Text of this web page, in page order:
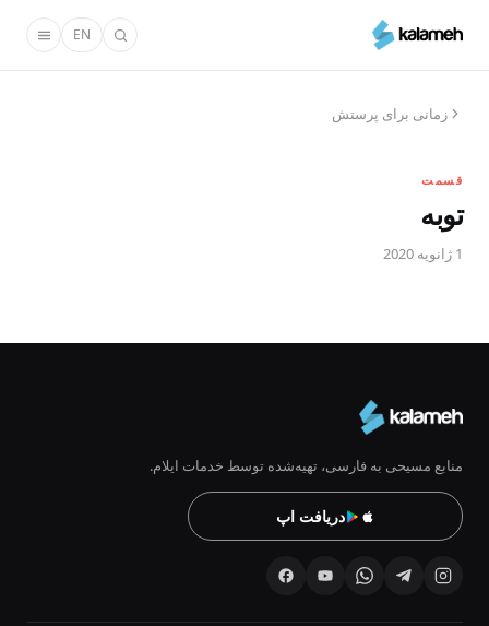
محتوای
EN
زمانی برای پرستش
قسمت
توبه
1 ژانویه 2020
منابع مسیحی به فارسی، تهیه‌شده توسط خدمات ایلام.
دریافت اپ